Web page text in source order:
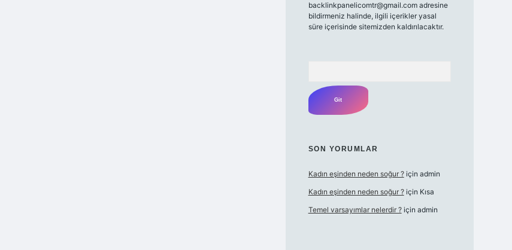
backlinkpanelicomtr@gmail.comadresine
bildirmeniz halinde, ilgili içerikler yasal
süre içerisinde sitemizden kaldırılacaktır.
SON YORUMLAR
Kadın eşinden neden soğur ?için admin
Kadın eşinden neden soğur ?için Kısa
Temel varsayımlar nelerdir ?için admin